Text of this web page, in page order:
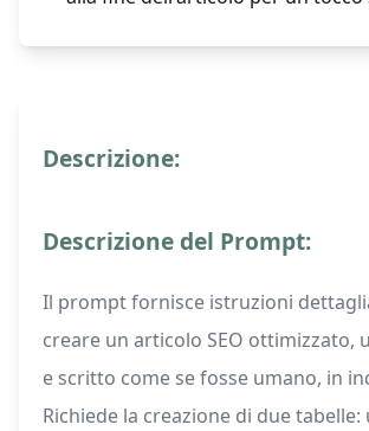
Descrizione:
Descrizione del Prompt:
Il prompt fornisce istruzioni
creare un articolo SEO ottimizzato,
e scritto come se fosse umano, in
Richiede la creazione di due tabelle: